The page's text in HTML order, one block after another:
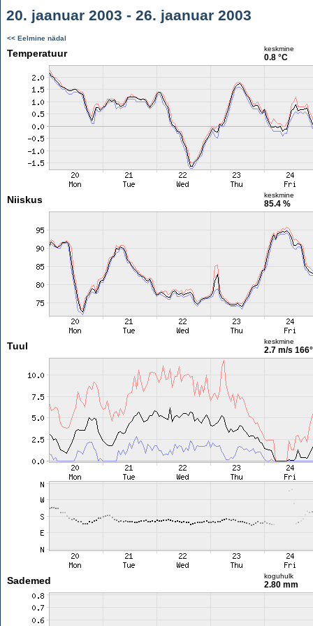
20. jaanuar 2003 - 26. jaanuar 2003
<< Eelmine nädal
Temperatuur keskmine
0.8 °C
Niiskus keskmine
85.4 %
Tuul keskmine
2.7 m/s 166°
Sademed koguhulk
2.80 mm